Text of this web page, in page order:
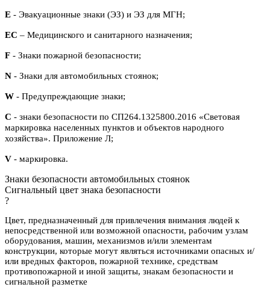
E - Эвакуационные знаки (ЭЗ) и ЭЗ для МГН;
ЕС – Медицинского и санитарного назначения;
F - Знаки пожарной безопасности;
N - Знаки для автомобильных стоянок;
W - Предупреждающие знаки;
С - знаки безопасности по СП264.1325800.2016 «Световая
маркировка населенных пунктов и объектов народного
хозяйства». Приложение Л;
V - маркировка.
Знаки безопасности автомобильных стоянок
Сигнальный цвет знака безопасности
?
Цвет, предназначенный для привлечения внимания людей к
непосредственной или возможной опасности, рабочим узлам
оборудования, машин, механизмов и/или элементам
конструкции, которые могут являться источниками опасных и/
или вредных факторов, пожарной технике, средствам
противопожарной и иной защиты, знакам безопасности и
сигнальной разметке